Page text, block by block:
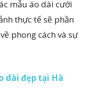
mẫu áo dài cưới
thực tế sẽ phần
phong cách và sự
dài đẹp tại Hà